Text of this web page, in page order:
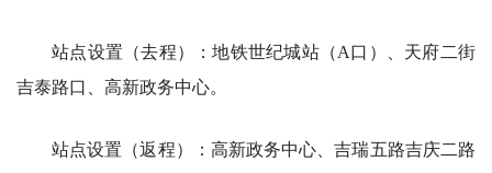
站点设置（去程）：地铁世纪城站（A口）、天府二街
吉泰路口、高新政务中心。
站点设置（返程）：高新政务中心、吉瑞五路吉庆二路